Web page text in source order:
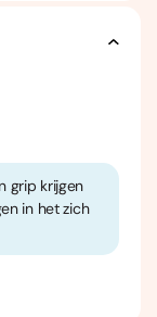
grip krijgen
in het zich